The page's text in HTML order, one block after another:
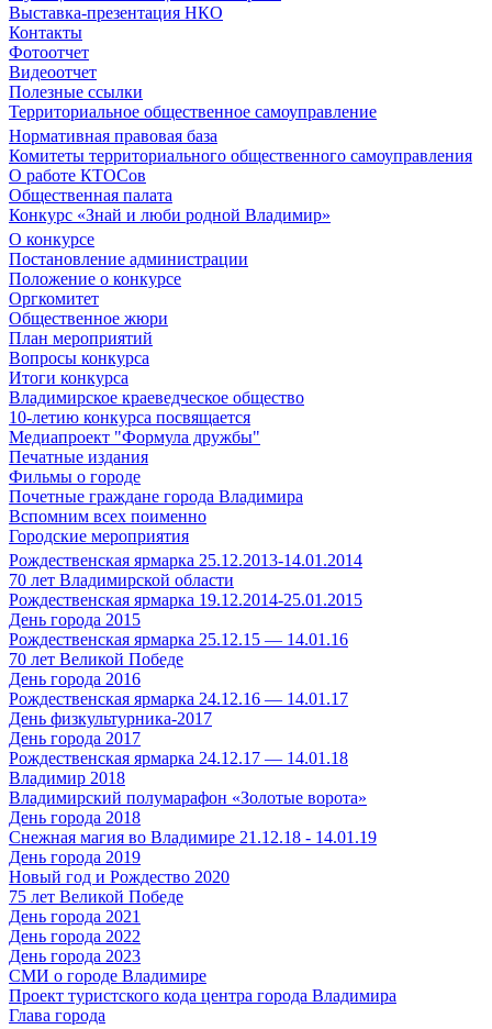
Выставка-презентация НКО
Контакты
Фотоотчет
Видеоотчет
Полезные ссылки
Территориальное общественное самоуправление
Нормативная правовая база
Комитеты территориального общественного самоуправления
О работе КТОСов
Общественная палата
Конкурс «Знай и люби родной Владимир»
О конкурсе
Постановление администрации
Положение о конкурсе
Оргкомитет
Общественное жюри
План мероприятий
Вопросы конкурса
Итоги конкурса
Владимирское краеведческое общество
10-летию конкурса посвящается
Медиапроект "Формула дружбы"
Печатные издания
Фильмы о городе
Почетные граждане города Владимира
Вспомним всех поименно
Городские мероприятия
Рождественская ярмарка 25.12.2013-14.01.2014
70 лет Владимирской области
Рождественская ярмарка 19.12.2014-25.01.2015
День города 2015
Рождественская ярмарка 25.12.15 — 14.01.16
70 лет Великой Победе
День города 2016
Рождественская ярмарка 24.12.16 — 14.01.17
День физкультурника-2017
День города 2017
Рождественская ярмарка 24.12.17 — 14.01.18
Владимир 2018
Владимирский полумарафон «Золотые ворота»
День города 2018
Снежная магия во Владимире 21.12.18 - 14.01.19
День города 2019
Новый год и Рождество 2020
75 лет Великой Победе
День города 2021
День города 2022
День города 2023
СМИ о городе Владимире
Проект туристского кода центра города Владимира
Глава города